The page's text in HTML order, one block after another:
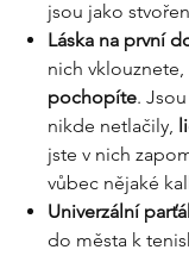
jsou jako
Láska na první
nich vklouznete,
pochopíte.
nikde netlačily,
jste v nich
vůbec nějaké
Univerzální
do města k